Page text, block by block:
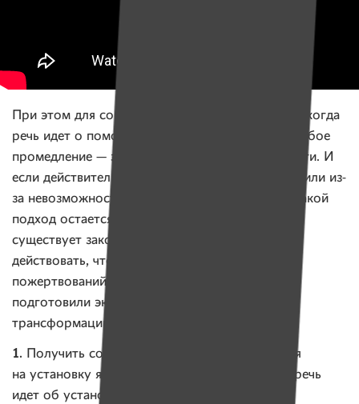
При этом для социальных проектов, особенно, когда
речь идет о помощи тяжелобольным людям, любое
промедление — это часто вопрос жизни и смерти. И
если действительно сборы на фестивале запретили из-
за невозможности их проконтролировать, то такой
подход остается совершенно непонятным. Ведь
существует законная схема, по которой надо
действовать, чтобы поставить ящик для
пожертвований и проконтролировать сбор. Ее
подготовили эксперты Центра правовой
трансформации. Для этого нужно:
1. Получить согласие собственника помещения
на установку ящика для пожертвований. Если речь
идет об установке ящика во время массовых